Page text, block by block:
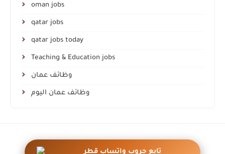
oman jobs
qatar jobs
qatar jobs today
Teaching & Education jobs
وظائف عمان
وظائف عمان اليوم
تابع جروب واتساب قطر